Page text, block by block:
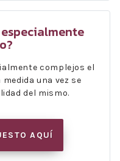
complejos el
una vez se
del mismo.
AQUÍ